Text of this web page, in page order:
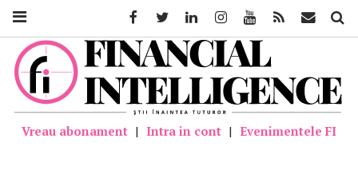
Vreau abonament | Intra in cont | Evenimentele FI
FacebookTwitter LinkedinInstagramYoutube Feed Mail